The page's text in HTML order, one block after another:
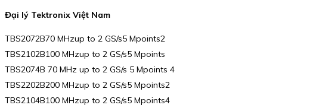
Đại lý Tektronix Việt Nam
TBS2072B70 MHzup to 2 GS/s5 Mpoints2
TBS2102B100 MHzup to 2 GS/s5 Mpoints
TBS2074B 70 MHz up to 2 GS/s 5 Mpoints 4
TBS2202B200 MHzup to 2 GS/s5 Mpoints2
TBS2104B100 MHzup to 2 GS/s5 Mpoints4